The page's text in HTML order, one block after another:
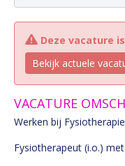
Deze vacature
Bekijk actuele
VACATURE
Werken bij
Fysiotherapeut (i.o.)